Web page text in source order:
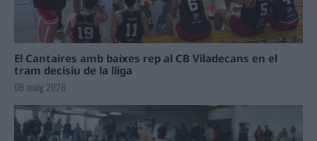
El Cantaires amb baixes rep al CB Viladecans en el
tram decisiu de la lliga
09 maig 2026